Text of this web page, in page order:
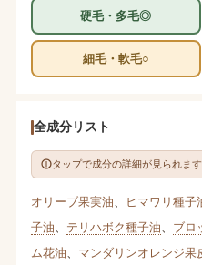
硬毛・多毛◎
細毛・軟毛○
全成分リスト
タップで成分の詳細が見られます
オリーブ果実油 ヒマワリ種子
子油
テリハボク種子油 ブロ
ム花油
マンダリンオレンジ果